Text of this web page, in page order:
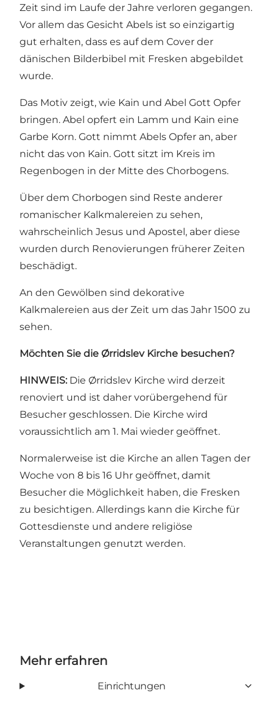
Zeit sind im Laufe der Jahre verloren gegangen.
Vor allem das Gesicht Abels ist so einzigartig
gut erhalten, dass es auf dem Cover der
dänischen Bilderbibel mit Fresken abgebildet
wurde.
Das Motiv zeigt, wie Kain und Abel Gott Opfer
bringen. Abel opfert ein Lamm und Kain eine
Garbe Korn. Gott nimmt Abels Opfer an, aber
nicht das von Kain. Gott sitzt im Kreis im
Regenbogen in der Mitte des Chorbogens.
Über dem Chorbogen sind Reste anderer
romanischer Kalkmalereien zu sehen,
wahrscheinlich Jesus und Apostel, aber diese
wurden durch Renovierungen früherer Zeiten
beschädigt.
An den Gewölben sind dekorative
Kalkmalereien aus der Zeit um das Jahr 1500 zu
sehen.
Möchten Sie die Ørridslev Kirche besuchen?
HINWEIS: Die Ørridslev Kirche wird derzeit
renoviert und ist daher vorübergehend für
Besucher geschlossen. Die Kirche wird
voraussichtlich am 1. Mai wieder geöffnet.
Normalerweise ist die Kirche an allen Tagen der
Woche von 8 bis 16 Uhr geöffnet, damit
Besucher die Möglichkeit haben, die Fresken
zu besichtigen. Allerdings kann die Kirche für
Gottesdienste und andere religiöse
Veranstaltungen genutzt werden.
Mehr erfahren
Einrichtungen